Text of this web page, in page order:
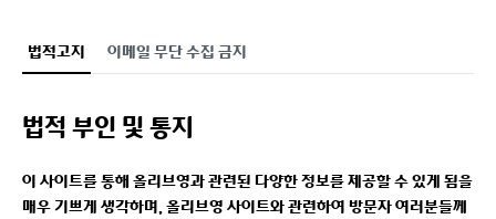
법적고지 이메일 무단 수집 금지
법적 부인 및 통지
이 사이트를 통해 올리브영과 관련된 다양한 정보를 제공할 수 있게 됨을
매우 기쁘게 생각하며, 올리브영 사이트와 관련하여 방문자 여러분들께